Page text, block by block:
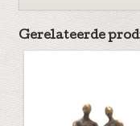
Gerelateerde